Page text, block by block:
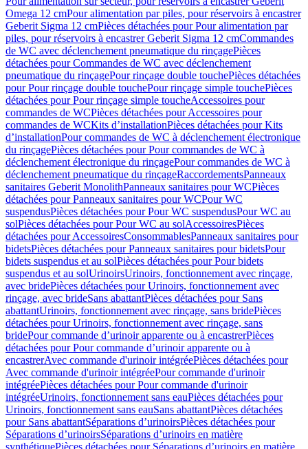
Omega 12 cmPour alimentation par piles, pour réservoirs à encastrer
Geberit Sigma 12 cmPièces détachées pour Pour alimentation par
piles, pour réservoirs à encastrer Geberit Sigma 12 cmCommandes
de WC avec déclenchement pneumatique du rinçagePièces
détachées pour Commandes de WC avec déclenchement
pneumatique du rinçagePour rinçage double touchePièces détachées
pour Pour rinçage double touchePour rinçage simple touchePièces
détachées pour Pour rinçage simple toucheAccessoires pour
commandes de WCPièces détachées pour Accessoires pour
commandes de WCKits d’installationPièces détachées pour Kits
d’installationPour commandes de WC à déclenchement électronique
du rinçagePièces détachées pour Pour commandes de WC à
déclenchement électronique du rinçagePour commandes de WC à
déclenchement pneumatique du rinçageRaccordementsPanneaux
sanitaires Geberit MonolithPanneaux sanitaires pour WCPièces
détachées pour Panneaux sanitaires pour WCPour WC
suspendusPièces détachées pour Pour WC suspendusPour WC au
solPièces détachées pour Pour WC au solAccessoiresPièces
détachées pour AccessoiresConsommablesPanneaux sanitaires pour
bidetsPièces détachées pour Panneaux sanitaires pour bidetsPour
bidets suspendus et au solPièces détachées pour Pour bidets
suspendus et au solUrinoirsUrinoirs, fonctionnement avec rinçage,
avec bridePièces détachées pour Urinoirs, fonctionnement avec
rinçage, avec brideSans abattantPièces détachées pour Sans
abattantUrinoirs, fonctionnement avec rinçage, sans bridePièces
détachées pour Urinoirs, fonctionnement avec rinçage, sans
bridePour commande d’urinoir apparente ou à encastrerPièces
détachées pour Pour commande d’urinoir apparente ou à
encastrerAvec commande d'urinoir intégréePièces détachées pour
Avec commande d'urinoir intégréePour commande d'urinoir
intégréePièces détachées pour Pour commande d'urinoir
intégréeUrinoirs, fonctionnement sans eauPièces détachées pour
Urinoirs, fonctionnement sans eauSans abattantPièces détachées
pour Sans abattantSéparations d’urinoirsPièces détachées pour
Séparations d’urinoirsSéparations d’urinoirs en matière
synthétiquePièces détachées pour Séparations d’urinoirs en matière